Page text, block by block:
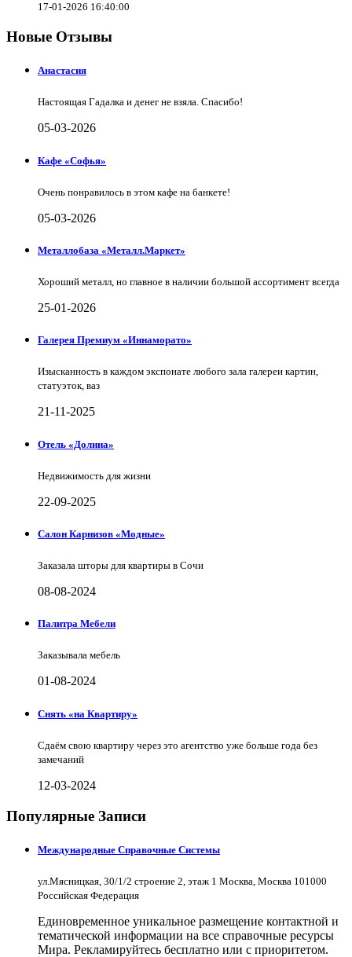
17-01-2026 16:40:00
Новые Отзывы
Анастасия
Настоящая Гадалка и денег не взяла. Спасибо!
05-03-2026
Кафе «Софья»
Очень понравилось в этом кафе на банкете!
05-03-2026
Металлобаза «Металл.Маркет»
Хороший металл, но главное в наличии большой ассортимент всегда
25-01-2026
Галерея Премиум «Иннаморато»
Изысканность в каждом экспонате любого зала галереи картин,
статуэток, ваз
21-11-2025
Отель «Долина»
Недвижимость для жизни
22-09-2025
Салон Карнизов «Модные»
Заказала шторы для квартиры в Сочи
08-08-2024
Палитра Мебели
Заказывала мебель
01-08-2024
Снять «на Квартиру»
Сдаём свою квартиру через это агентство уже больше года без
замечаний
12-03-2024
Популярные Записи
Международные Справочные Системы
ул.Мясницкая, 30/1/2 строение 2, этаж 1 Москва, Москва 101000
Российская Федерация
Единовременное уникальное размещение контактной и
тематической информации на все справочные ресурсы
Мира. Рекламируйтесь бесплатно или с приоритетом.